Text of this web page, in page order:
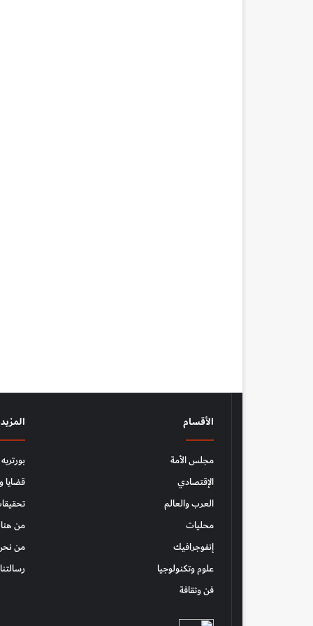
الأقسام
مجلس الأمة
الإقتصادي
العرب والعالم
محليات
إنفوجرافيك
علوم وتكنولوجيا
فن وثقافة
المزيد
بورتريه
قضايا
من
من
رسالتنا